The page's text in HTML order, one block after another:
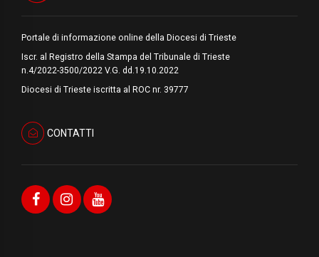
Portale di informazione online della Diocesi di Trieste
Iscr. al Registro della Stampa del Tribunale di Trieste
n.4/2022-3500/2022 V.G. dd.19.10.2022
Diocesi di Trieste iscritta al ROC nr. 39777
CONTATTI